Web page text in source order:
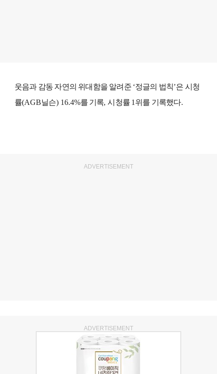
웃음과 감동 자연의 위대함을 알려준 ‘정글의 법칙’은 시청
률(AGB닐슨) 16.4%를 기록,시청률 1 위를 기록했다.
ADVERTISEMENT
ADVERTISEMENT